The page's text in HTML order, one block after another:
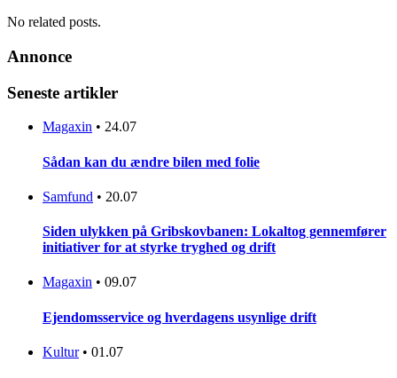
No related posts.
Annonce
Seneste artikler
Magaxin • 24.07
Sådan kan du ændre bilen med folie
Samfund • 20.07
Siden ulykken på Gribskovbanen: Lokaltog gennemfører
initiativer for at styrke tryghed og drift
Magaxin • 09.07
Ejendomsservice og hverdagens usynlige drift
Kultur • 01.07